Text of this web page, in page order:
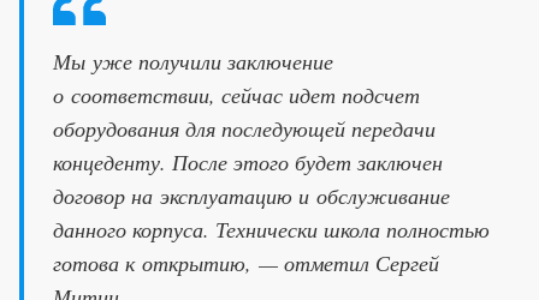
Мы уже получили заключение
о соответствии, сейчас идет подсчет
оборудования для последующей передачи
концеденту. После этого будет заключен
договор на эксплуатацию и обслуживание
данного корпуса. Технически школа полностью
готова к открытию, — отметил Сергей